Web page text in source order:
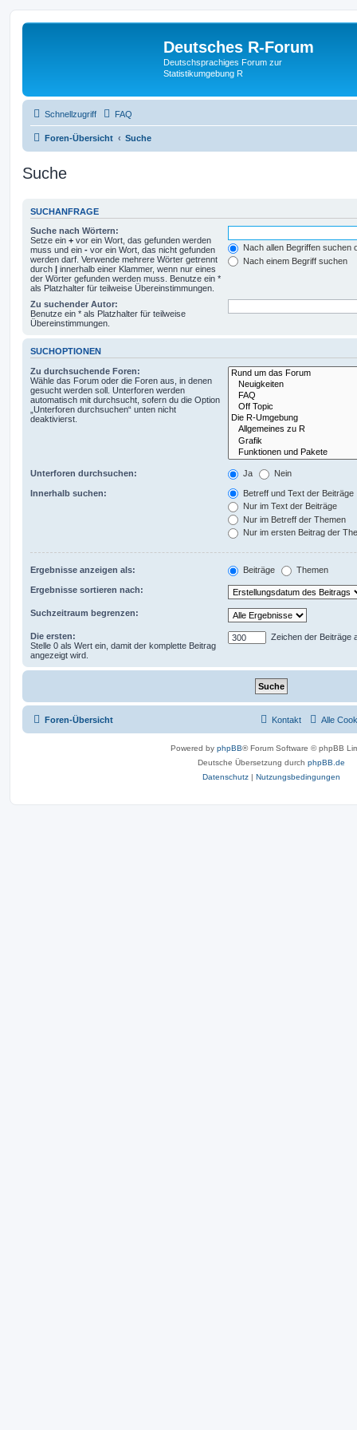
Deutsches R-Forum
Deutschsprachiges Forum zur
Statistikumgebung R
Schnellzugriff FAQ
Foren-Übersicht Suche
Suche
SUCHANFRAGE
Suche nach Wörtern:
Setze ein + vor ein Wort, das gefunden werden
muss und ein - vor ein Wort, das nicht gefunden
werden darf. Verwende mehrere Wörter getrennt
durch | innerhalb einer Klammer, wenn nur eines
der Wörter gefunden werden muss. Benutze ein *
als Platzhalter für teilweise Übereinstimmungen.
Nach allen Begriffen suchen
Nach einem Begriff suchen
Zu suchender Autor:
Benutze ein * als Platzhalter für teilweise
Übereinstimmungen.
SUCHOPTIONEN
Zu durchsuchende Foren:
Wähle das Forum oder die Foren aus, in denen
gesucht werden soll. Unterforen werden
automatisch mit durchsucht, sofern du die Option
„Unterforen durchsuchen“ unten nicht
deaktivierst.
Unterforen durchsuchen: Ja Nein
Innerhalb suchen:
Betreff und Text der Beiträge
Nur im Text der Beiträge
Nur im Betreff der Themen
Nur im ersten Beitrag der
Ergebnisse anzeigen als: Beiträge Themen
Ergebnisse sortieren nach:
Suchzeitraum begrenzen:
Die ersten:
Stelle 0 als Wert ein, damit der komplette Beitrag
angezeigt wird.
Zeichen der Beiträge
Foren-Übersicht Alle
Kontakt
Powered by phpBB® Forum Software © phpBB
Deutsche Übersetzung durch phpBB.de
Datenschutz | Nutzungsbedingungen